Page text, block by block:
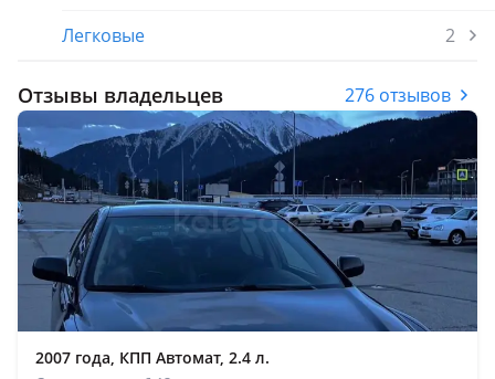
Легковые
2
Отзывы владельцев 276 отзывов
2007 года, КПП Автомат, 2.4 л.